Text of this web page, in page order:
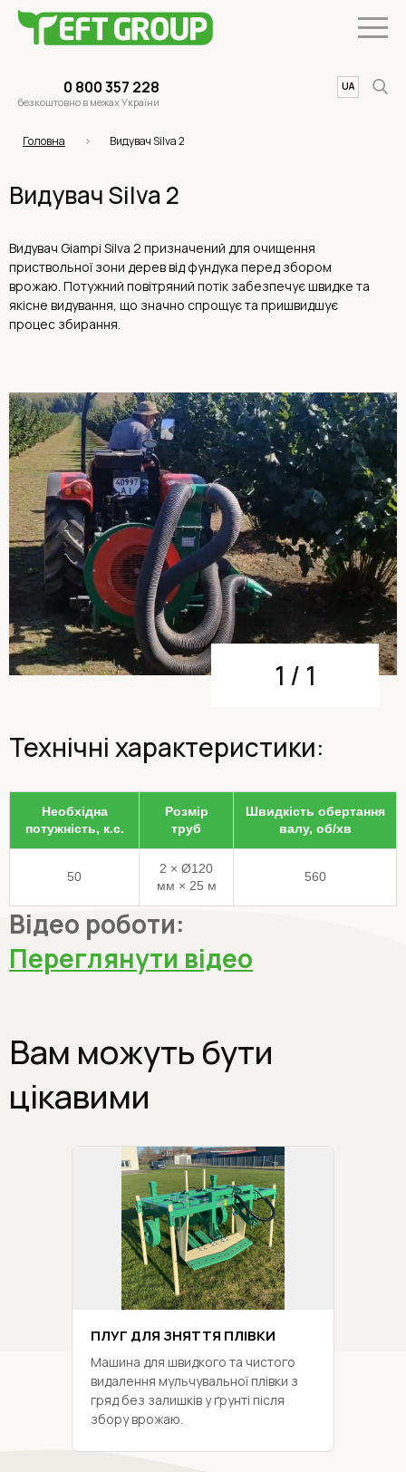
0 800 357 228
безкоштовно в межах України
UA
EN
Головна Видувач Silva 2
Видувач Silva 2
Видувач Giampi Silva 2 призначений для очищення
приствольної зони дерев від фундука перед збором
врожаю. Потужний повітряний потік забезпечує швидке та
якісне видування, що значно спрощує та пришвидшує
процес збирання.
1 / 1
Технічні характеристики:
Необхідна
потужність, к.с.
Розмір
труб
Швидкість обертання
валу, об/хв
50
2 × Ø120
мм × 25 м
560
Відео роботи:
Переглянути відео
Вам можуть бути
цікавими
ПЛУГ ДЛЯ ЗНЯТТЯ ПЛІВКИ
Машина для швидкого та чистого
видалення мульчувальної плівки з
гряд без залишків у ґрунті після
збору врожаю.